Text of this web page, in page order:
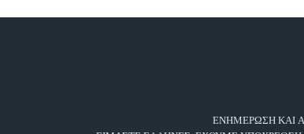
ΕΝΗΜΕΡΩΣΗ ΚΑΙ